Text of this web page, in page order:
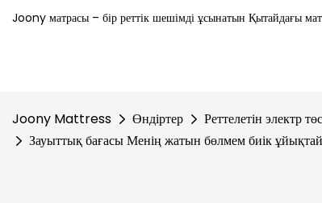
Joony матрасы – бір реттік шешімді ұсынатын Қытайдағы
Joony Mattress Өндіртер Реттелетін электр
Зауыттық бағасы Менің жатын бөлмем биік